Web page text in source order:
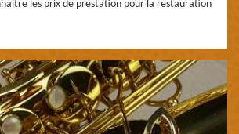
les prix de prestation pour la restauration